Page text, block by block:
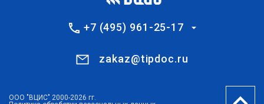
+7 (495) 961-25-17
zakaz@tipdoc.ru
ООО "ВЦИС" 2000-2026 гг.